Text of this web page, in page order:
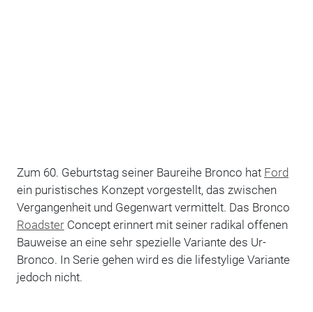
Zum 60. Geburtstag seiner Baureihe Bronco hat Ford
ein puristisches Konzept vorgestellt, das zwischen
Vergangenheit und Gegenwart vermittelt. Das Bronco
RoadsterConcept erinnert mit seiner radikal offenen
Bauweise an eine sehr spezielle Variante des Ur-
Bronco. In Serie gehen wird es die lifestylige Variante
jedoch nicht.